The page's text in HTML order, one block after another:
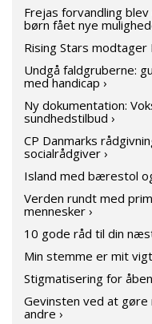
Frejas forvandling
børn fået nye
Rising Stars modtager
Undgå faldgruberne:
med handicap ›
Ny dokumentation:
sundhedstilbud ›
CP Danmarks
socialrådgiver ›
Island med bærestol
Verden rundt med
mennesker ›
10 gode råd til din
Min stemme er mit
Stigmatisering for
Gevinsten ved at
andre ›